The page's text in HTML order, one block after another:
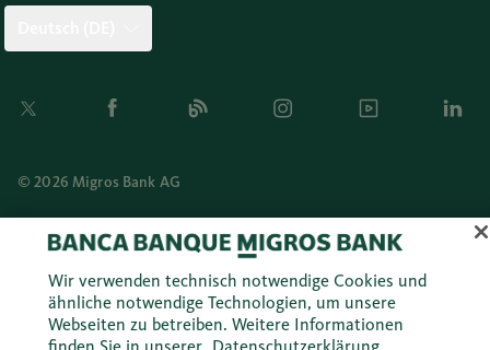
Twitter Facebook Blog Instagram Youtube
© 2026 Migros Bank AG
Wir verwenden technisch notwendige Cookies und
ähnliche notwendige Technologien, um unsere
Webseiten zu betreiben. Weitere Informationen